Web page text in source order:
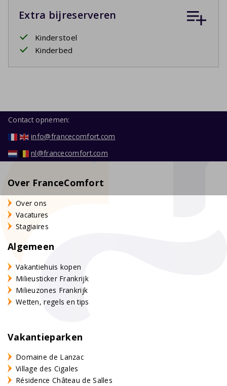
Extra bijreserveren
Kinderstoel
Kinderbed
Contact opnemen:
info@francecomfort.com
nl@francecomfort.com
Over FranceComfort
Over ons
Vacatures
Stagiaires
Algemeen
Vakantiehuis kopen
Milieusticker Frankrijk
Milieuzones Frankrijk
Wetten, regels en tips
Vakantieparken
Domaine de Lanzac
Village des Cigales
Résidence Château de Salles